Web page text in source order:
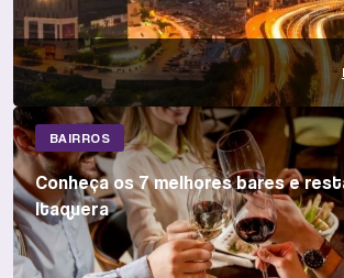
BAIRROS
Conheça os 7 melhores bares e
Itaquera